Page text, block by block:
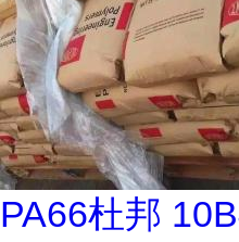
PA66杜邦